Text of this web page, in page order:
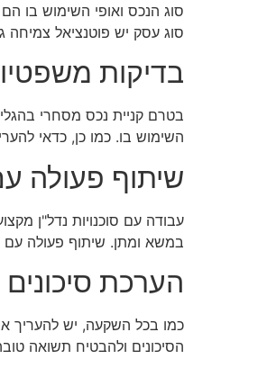
סוג הנכס ואופי השימוש בו
סוג עסק יש פוטנציאל צמיחה
בדיקות
בטרם קניית נכס מסחרי
השימוש בו. כמו כן, כדאי
שיתוף פעולה
עבודה עם סוכנויות נדל"ן
במשא ומתן. שיתוף פעולה עם
הערכת סיכונים
כמו בכל השקעה, יש להעריך את
הסיכונים ולהבטיח תשואה